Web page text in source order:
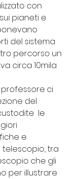
con
pianeti e
del sistema
percorso un
circa 10mila
ci
del
le
e
telescopio, tra
che gli
per illustrare